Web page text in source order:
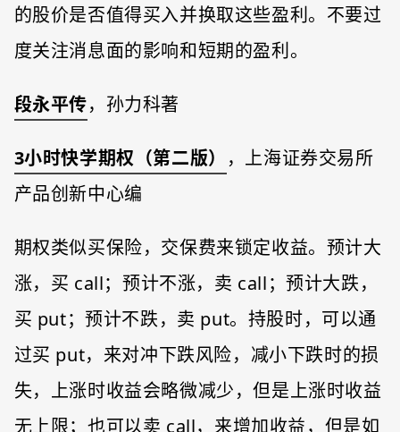
的股价是否值得买入并换取这些盈利。不要过
度关注消息面的影响和短期的盈利。
段永平传，孙力科著
3小时快学期权（第二版）
，上海证券交易所
产品创新中心编
期权类似买保险，交保费来锁定收益。预计大
涨，买 call；预计不涨，卖 call；预计大跌，
买 put；预计不跌，卖 put。持股时，可以通
过买 put，来对冲下跌风险，减小下跌时的损
失，上涨时收益会略微减少，但是上涨时收益
无上限；也可以卖 call，来增加收益，但是如